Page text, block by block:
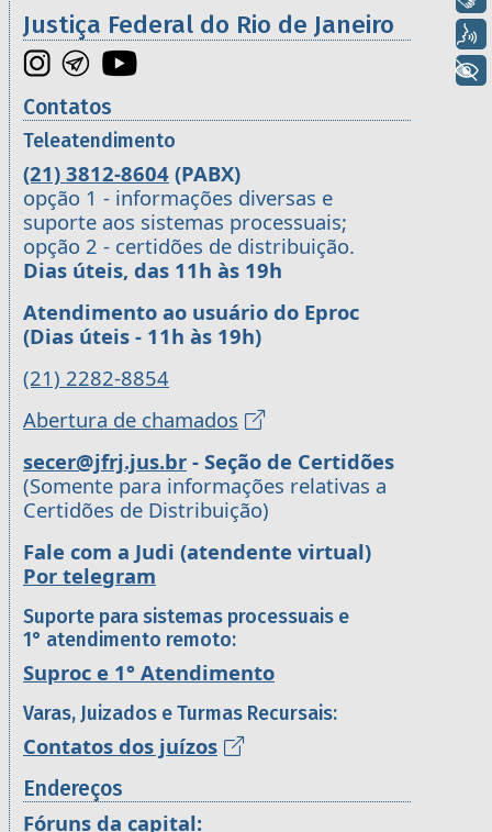
Justiça Federal do Rio de Janeiro
Contatos
Teleatendimento
(21) 3812-8604 (PABX)
opção 1 - informações diversas e
suporte aos sistemas processuais;
opção 2 - certidões de distribuição.
Dias úteis, das 11h às 19h
Atendimento ao usuário do Eproc
(Dias úteis - 11h às 19h)
(21) 2282-8854
Abertura de chamados
secer@jfrj.jus.br - Seção de Certidões
(Somente para informações relativas a
Certidões de Distribuição)
Fale com a Judi (atendente virtual)
Por telegram
Suporte para sistemas processuais e
1° atendimento remoto:
Suproc e 1° Atendimento
Varas, Juizados e Turmas Recursais:
Contatos dos juízos
Endereços
Fóruns da capital:
Voz